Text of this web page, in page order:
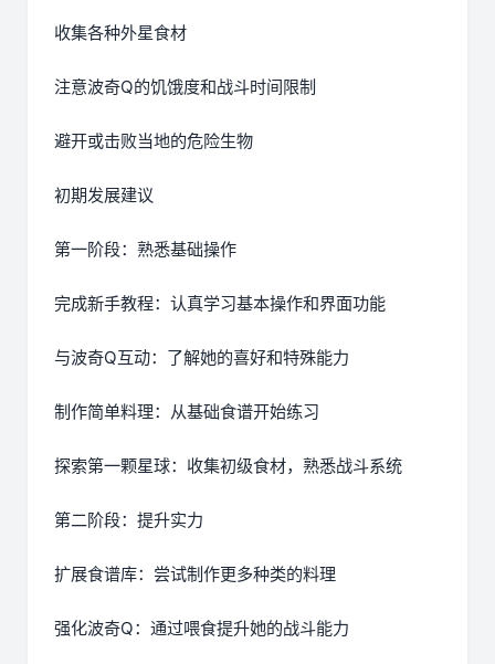
收集各种外星食材
注意波奇Q的饥饿度和战斗时间限制
避开或击败当地的危险生物
初期发展建议
第一阶段：熟悉基础操作
完成新手教程：认真学习基本操作和界面功能
与波奇Q互动：了解她的喜好和特殊能力
制作简单料理：从基础食谱开始练习
探索第一颗星球：收集初级食材，熟悉战斗系统
第二阶段：提升实力
扩展食谱库：尝试制作更多种类的料理
强化波奇Q：通过喂食提升她的战斗能力